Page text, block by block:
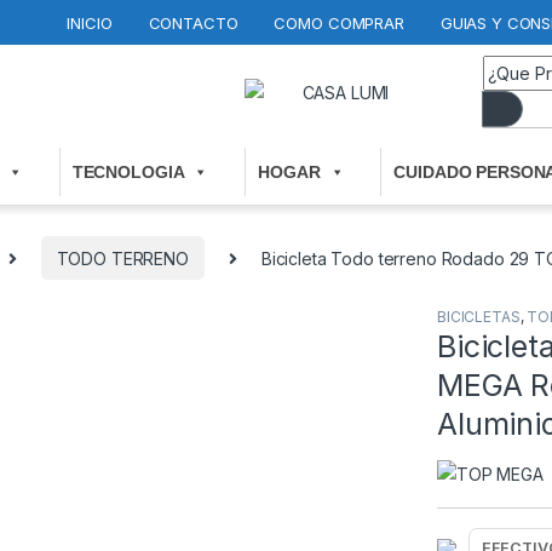
INICIO CONTACTO COMO COMPRAR GUIAS Y
TECNOLOGIA HOGAR CUIDADO
TODO TERRENO Bicicleta Todo terreno Rodado 29
BICICLETAS,
MEGA